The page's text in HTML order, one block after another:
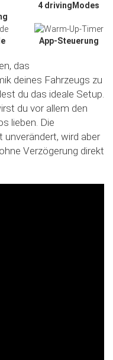
4 drivingModes
App-Steuerung
das
deines Fahrzeugs zu
du das ideale Setup.
du vor allem den
lieben. Die
unverändert, wird aber
Verzögerung direkt